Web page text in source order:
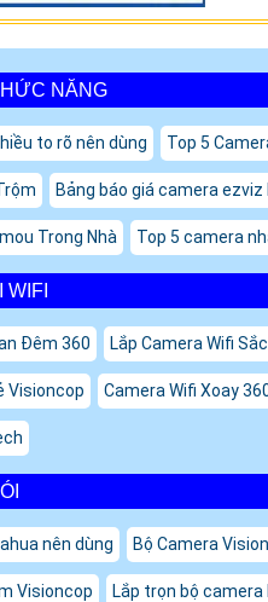
NĂNG
to rõ nên dùng Top 5
Bảng báo giá camera ezviz
Trong Nhà Top 5 camera
Đêm 360 Lắp Camera Wifi
Visioncop Camera Wifi Xoay
nên dùng Bộ Camera
Visioncop Lắp trọn bộ